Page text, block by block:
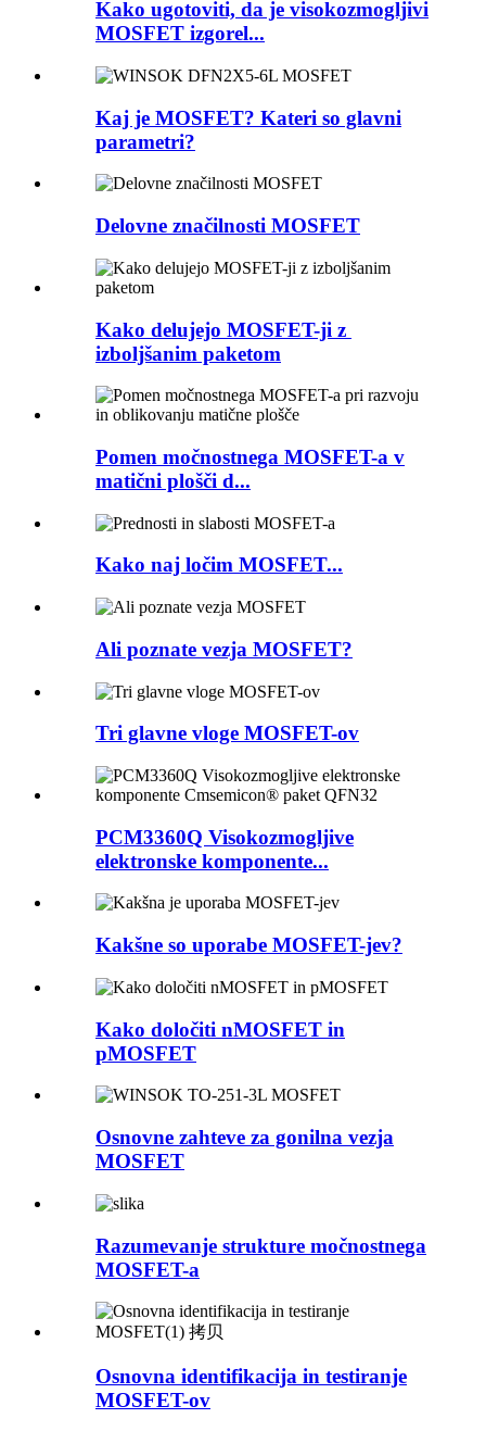
Kako ugotoviti, da je visokozmogljivi
MOSFET izgorel...
Kaj je MOSFET? Kateri so glavni
parametri?
Delovne značilnosti MOSFET
Kako delujejo MOSFET-ji z ​​
izboljšanim paketom
Pomen močnostnega MOSFET-a v
matični plošči d...
Kako naj ločim MOSFET...
Ali poznate vezja MOSFET?
Tri glavne vloge MOSFET-ov
PCM3360Q Visokozmogljive
elektronske komponente...
Kakšne so uporabe MOSFET-jev?
Kako določiti nMOSFET in
pMOSFET
Osnovne zahteve za gonilna vezja
MOSFET
Razumevanje strukture močnostnega
MOSFET-a
Osnovna identifikacija in testiranje
MOSFET-ov